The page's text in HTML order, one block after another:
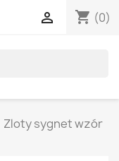
shopping_cart (0)

Zloty sygnet wzór